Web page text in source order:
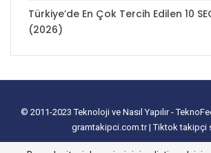
Türkiye’de En Çok Tercih Edilen 10
(2026)
© 2011-2023Teknoloji ve Nasıl Yapılır -
gramtakipci.com.tr|Tiktok takipçi
tanıtım yazısı satın al e-ticaret paketleri